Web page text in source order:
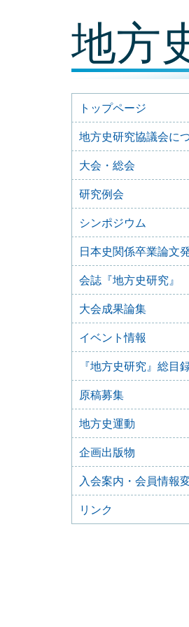
地方
トップページ
地方史研究協議会に
大会・総会
研究例会
シンポジウム
日本史関係卒業論文
会誌『地方史研究』
大会成果論集
イベント情報
『地方史研究』総目
原稿募集
地方史運動
企画出版物
入会案内・会員情報
リンク